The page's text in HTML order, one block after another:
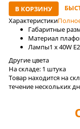
В КОРЗИНУ
Характеристики
Габаритные
Материал
Лaмпы1 x 40W
Другие цвета
На складе: 1 штука
Товар находится на
течение нескольких